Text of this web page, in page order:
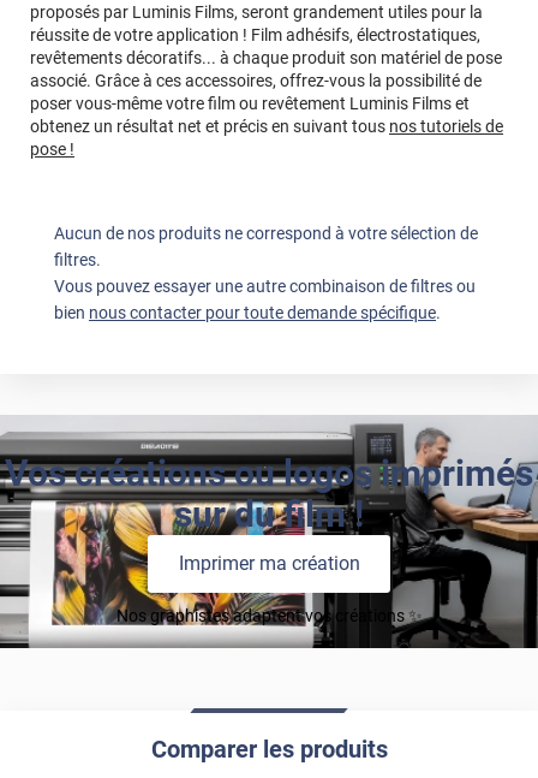
proposés par Luminis Films, seront grandement utiles pour la
réussite de votre application ! Film adhésifs, électrostatiques,
revêtements décoratifs... à chaque produit son matériel de pose
associé. Grâce à ces accessoires, offrez-vous la possibilité de
poser vous-même votre film ou revêtement Luminis Films et
obtenez un résultat net et précis en suivant tous nos tutoriels de
pose !
Aucun de nos produits ne correspond à votre sélection de
filtres.
Vous pouvez essayer une autre combinaison de filtres ou
bien nous contacter pour toute demande spécifique.
Vos créations ou logos imprimés
sur du film !
Imprimer ma création
Nos graphistes adaptent vos créations ✨
Comparer les produits